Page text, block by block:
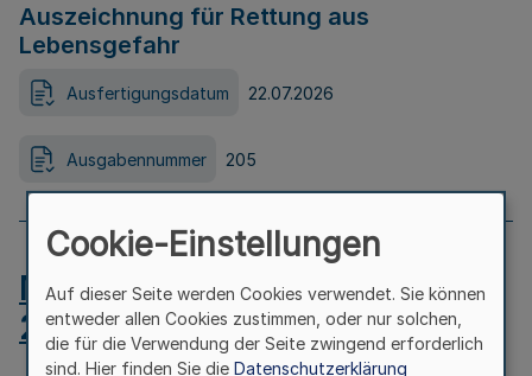
Auszeichnung für Rettung aus
Lebensgefahr
Ausfertigungsdatum 22.07.2026
Ausgabennummer 205
MB.NRW 2026 Nr. 204 vom
24.07.2026
Cookie-Einstellungen
Auf dieser Seite werden Cookies verwendet. Sie können
entweder allen Cookies zustimmen, oder nur solchen,
die für die Verwendung der Seite zwingend erforderlich
sind. Hier finden Sie die Datenschutzerklärung